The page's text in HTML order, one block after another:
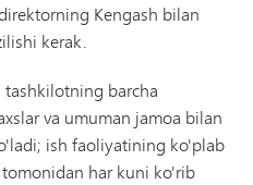
Kengash bilan
kerak.
tashkilotning barcha
va umuman jamoa bilan
ish faoliyatining ko'plab
har kuni ko'rib